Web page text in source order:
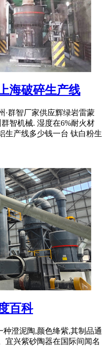
海破碎生产线
·群智厂家供应辉绿岩雷蒙
智机械. 湿度在6%耐火材
生产线多少钱一台 钛白粉生
百科
澄泥陶,颜色绛紫,其制品通
宜兴紫砂陶器在国际间闻名